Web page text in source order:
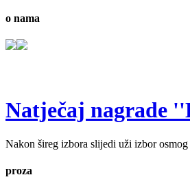
o nama
Natječaj nagrade
Nakon šireg izbora slijedi uži izbor
proza